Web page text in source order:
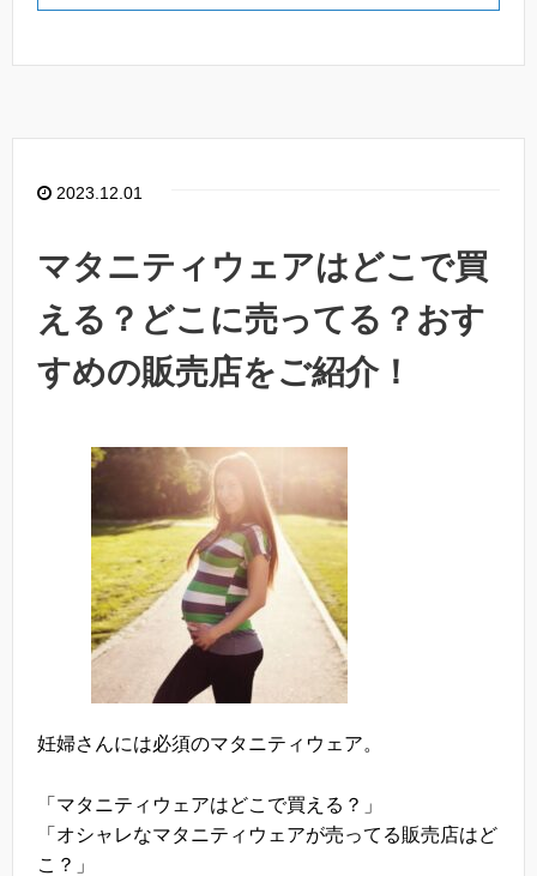
2023.12.01
マタニティウェアはどこで買
える？どこに売ってる？おす
すめの販売店をご紹介！
妊婦さんには必須のマタニティウェア。
「マタニティウェアはどこで買える？」
「オシャレなマタニティウェアが売ってる販売店はど
こ？」